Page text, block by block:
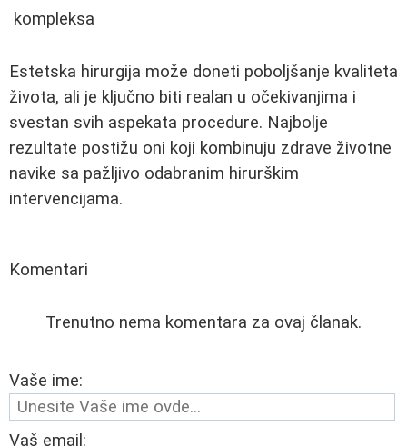
kompleksa
Estetska hirurgija može doneti poboljšanje kvaliteta
života, ali je ključno biti realan u očekivanjima i
svestan svih aspekata procedure. Najbolje
rezultate postižu oni koji kombinuju zdrave životne
navike sa pažljivo odabranim hirurškim
intervencijama.
Komentari
Trenutno nema komentara za ovaj članak.
Vaše ime:
Vaš email: